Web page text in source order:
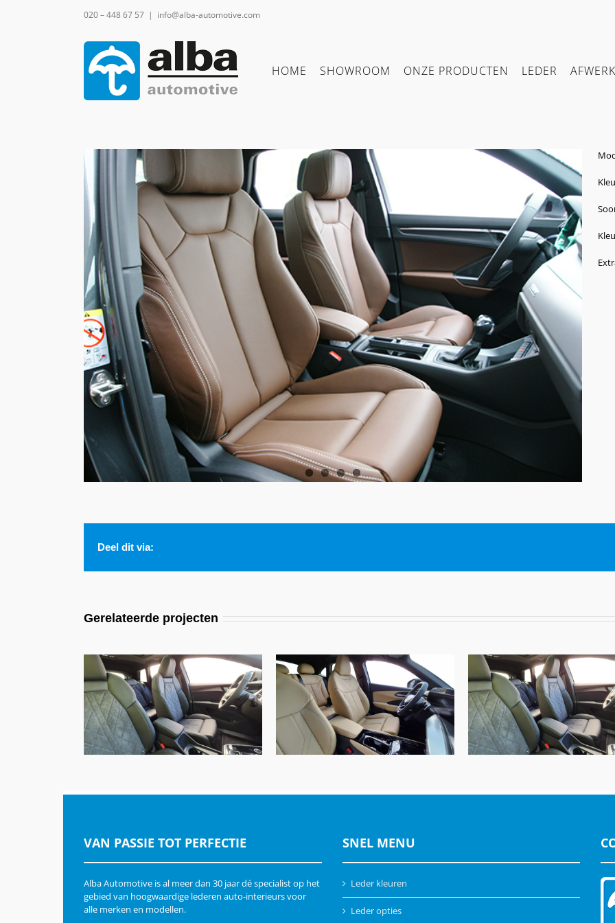
020 – 448 67 57 | info@alba-automotive.com
HOME SHOWROOM ONZE PRODUCTEN LEDER
Deel dit via:
Gerelateerde projecten
Audi Q4 E-Tron, Buffalino
Zwart & Alcantara
Audi Q3 A3, Alba Nappa A-
N4825 Samt Beige
Audi Q4 E-tron, Alba
A0500 Zwart &
Charcoal grey
VAN PASSIE TOT PERFECTIE
Alba Automotive is al meer dan 30 jaar dé specialist op het
gebied van hoogwaardige lederen auto-interieurs voor
alle merken en modellen.
SNEL MENU
Leder kleuren
Leder opties